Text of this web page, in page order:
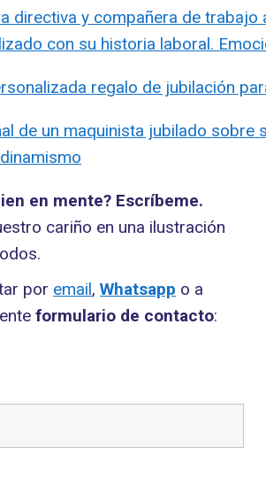
en mente? Escríbeme.
cariño en una ilustración
por email, Whatsapp o a
formulario de contacto: